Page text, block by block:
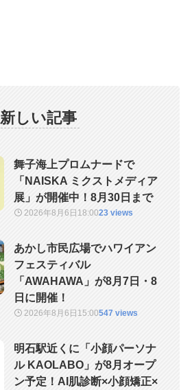
新しい記事
舞子海上プロムナードで
「NAISKA ミクストメディア
展」が開催中！8月30日まで
2026年8月6日 18:0023 views
あかし市民広場でハワイアン
フェスティバル
「AWAHAWA」が8月7日・8
日に開催！
2026年8月6日 15:00547 views
明石駅近くに「小顔パーソナ
ル KAOLABO」が8月オープ
ン予定！AI肌診断×小顔矯正×